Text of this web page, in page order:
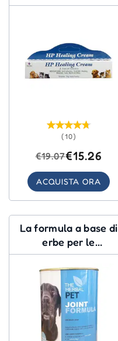
(10)
€19.07€15.26
ACQUISTA ORA
La formula a base di
erbe per le
articolazioni degli
animali domestici